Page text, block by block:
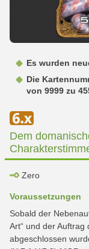
Es wurden
Die
von 9999 zu
Dem
Zero
Voraussetzungen
Sobald der
Art“ und der Auftrag
abgeschlossen